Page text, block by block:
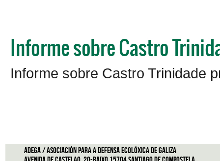
Informe sobre Castro
Informe sobre Castro Trinidade
ADEGA / Asociación para a defensa ecolóxica de Galiza